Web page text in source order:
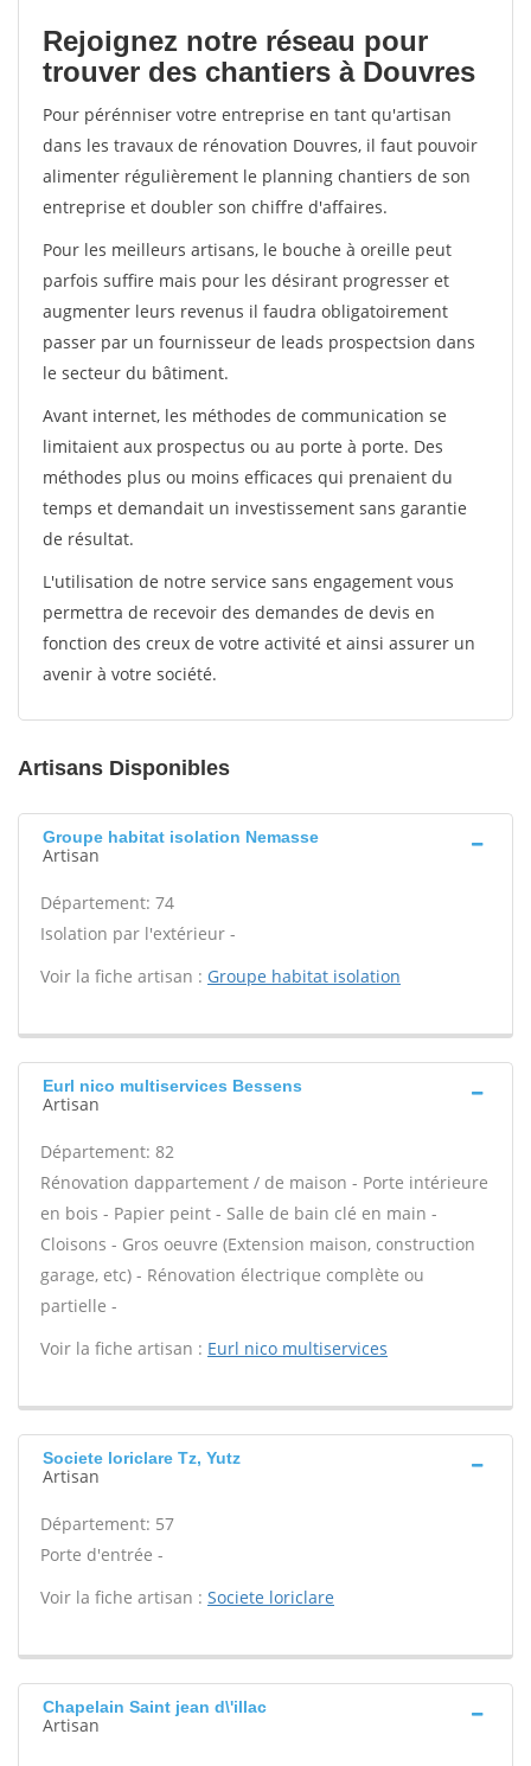
Rejoignez notre réseau pour
trouver des chantiers à Douvres
Pour pérénniser votre entreprise en tant qu'artisan
dans les travaux de rénovation Douvres, il faut pouvoir
alimenter régulièrement le planning chantiers de son
entreprise et doubler son chiffre d'affaires.
Pour les meilleurs artisans, le bouche à oreille peut
parfois suffire mais pour les désirant progresser et
augmenter leurs revenus il faudra obligatoirement
passer par un fournisseur de leads prospectsion dans
le secteur du bâtiment.
Avant internet, les méthodes de communication se
limitaient aux prospectus ou au porte à porte. Des
méthodes plus ou moins efficaces qui prenaient du
temps et demandait un investissement sans garantie
de résultat.
L'utilisation de notre service sans engagement vous
permettra de recevoir des demandes de devis en
fonction des creux de votre activité et ainsi assurer un
avenir à votre société.
Artisans Disponibles
Groupe habitat isolation Nemasse
Artisan
Département: 74
Isolation par l'extérieur -
Voir la fiche artisan : Groupe habitat isolation
Eurl nico multiservices Bessens
Artisan
Département: 82
Rénovation dappartement / de maison - Porte intérieure
en bois - Papier peint - Salle de bain clé en main -
Cloisons - Gros oeuvre (Extension maison, construction
garage, etc) - Rénovation électrique complète ou
partielle -
Voir la fiche artisan : Eurl nico multiservices
Societe loriclare Tz, Yutz
Artisan
Département: 57
Porte d'entrée -
Voir la fiche artisan : Societe loriclare
Chapelain Saint jean d\'illac
Artisan